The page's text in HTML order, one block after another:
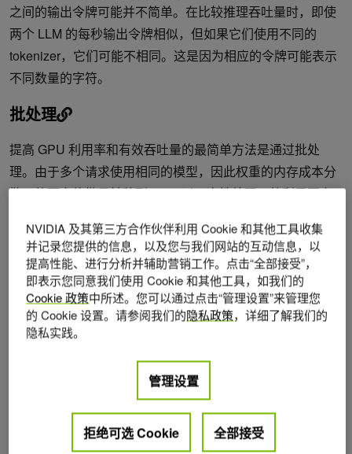
之间的输出令牌可能并不简单。在比较推理吞吐量时，即使
两个 LLM 的每秒输出令牌相似，但如果它们使用不同的
tokenizer，它们可能不相同。这是因为相应的令牌可能表示
不同数量的字符。
批处理
提高 GPU 利用率和有效吞吐量的最简单方法是通过批处
理。由于多个请求使用相同的模型，因此权重的内存成本分
散。将更多的批量转移到 GPU 以一次性处理，将利用更多
但是，批量大小只能增加到一定的限制，此时它们可能会导
致内存溢出。为了更好地理解发生这种情况的原因，需要查
看键值 (KV) 缓存和 LLM 内存要求。
传统的批处理(也称为静态批处理)次优。这是因为，对于批
后它们的执行时间也不同。因此，批量中的所有请求必须等
待最长的请求完成，而生成长度的巨大差异可能会使这种情
况更加严重。有一些方法可以缓解这种情况，例如动态批处
理，稍后将讨论这一点。
NVIDIA 及其第三方合作伙伴利用 Cookie 和其他工具收集
并记录您提供的信息，以及您与我们网站的互动信息，以
提高性能、进行分析并辅助营销工作。点击“全部接受”，
即表示您同意我们使用 Cookie 和其他工具，如我们的
Cookie 政策中所述。您可以通过点击“管理设置”来管理您
的 Cookie 设置。请参阅我们的隐私政策，详细了解我们的
隐私实践。
管理设置
拒绝可选 Cookie 全部接受